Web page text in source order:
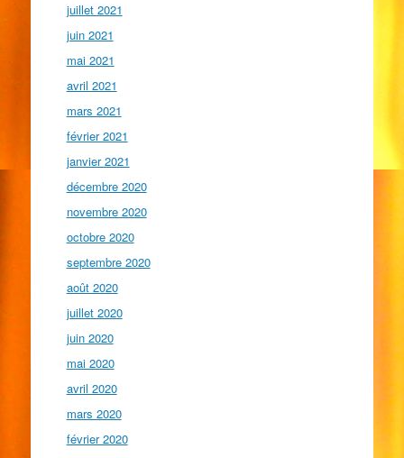
juillet 2021
juin 2021
mai 2021
avril 2021
mars 2021
février 2021
janvier 2021
décembre 2020
novembre 2020
octobre 2020
septembre 2020
août 2020
juillet 2020
juin 2020
mai 2020
avril 2020
mars 2020
février 2020